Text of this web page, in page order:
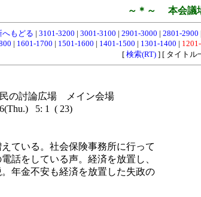
～＊～ 本会議
へもどる | 3101-3200 | 3001-3100 | 2901-3000 | 2801-2900
| 1601-1700 | 1501-1600 | 1401-1500 | 1301-1400 |
[ 検索(RT)] [ タイトル
討論広場 メイン会場
5: 1 ( 23)
ている。社会保険事務所に行って
話をしている声。経済を放置し、
年金不安も経済を放置した失政の